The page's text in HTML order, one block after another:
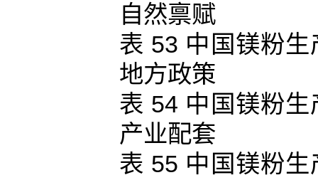
自然禀赋
表 53 中国镁粉
地方政策
表 54 中国镁粉
产业配套
表 55 中国镁粉